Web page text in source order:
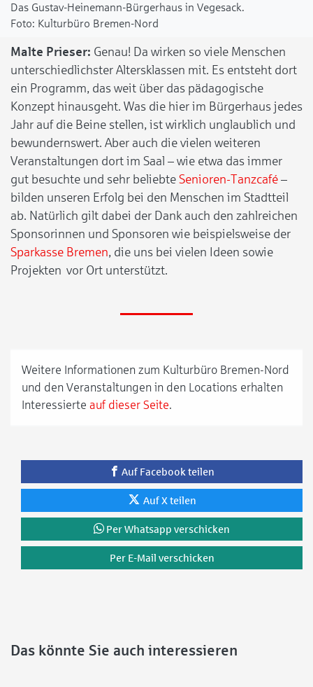
Das Gustav-Heinemann-Bürgerhaus in Vegesack.
Kulturbüro Bremen-Nord
Malte Prieser: Genau! Da wirken so viele Menschen
unterschiedlichster Altersklassen mit. Es entsteht dort
ein Programm, das weit über das pädagogische
Konzept hinausgeht. Was die hier im Bürgerhaus jedes
Jahr auf die Beine stellen, ist wirklich unglaublich und
bewundernswert. Aber auch die vielen weiteren
Veranstaltungen dort im Saal – wie etwa das immer
gut besuchte und sehr beliebte Senioren-Tanzcafé –
bilden unseren Erfolg bei den Menschen im Stadtteil
ab. Natürlich gilt dabei der Dank auch den zahlreichen
Sponsorinnen und Sponsoren wie beispielsweise der
Sparkasse Bremen, die uns bei vielen Ideen sowie
Projekten vor Ort unterstützt.
Weitere Informationen zum Kulturbüro Bremen-Nord
und den Veranstaltungen in den Locations erhalten
Interessierte auf dieser Seite.
Auf Facebook teilen
Auf X teilen
Per Whatsapp verschicken
Per E-Mail verschicken
Das könnte Sie auch interessieren